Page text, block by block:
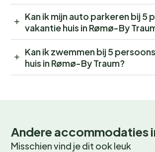
Kan ik mijn auto parkeren bij 5
vakantie huis in Rømø-By
Kan ik zwemmen bij 5
huis in Rømø-By Traum?
Andere accommodaties
Misschien vind je dit ook leuk